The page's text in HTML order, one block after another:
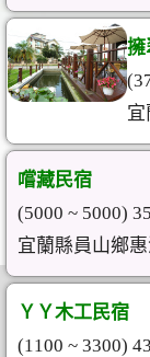
擁
嚐藏民宿
(5000 ~ 5000)
宜蘭縣員山鄉
ＹＹ木工民宿
(1100 ~ 3300)